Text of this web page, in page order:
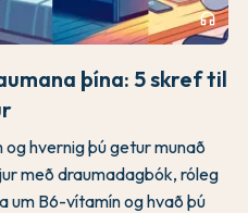
headphones
þína: 5 skref til
hvernig þú getur munað
með draumadagbók, róleg
um B6-vítamín og hvað þú